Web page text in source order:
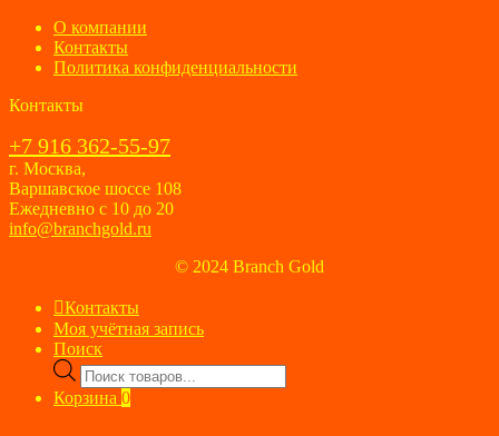
О компании
Контакты
Политика конфиденциальности
Контакты
+7 916 362-55-97
г. Москва,
Варшавское шоссе 108
Ежедневно с 10 до 20
info@branchgold.ru
© 2024 Branch Gold
Контакты
Моя учётная запись
Поиск
Поиск
товаров
Корзина 0